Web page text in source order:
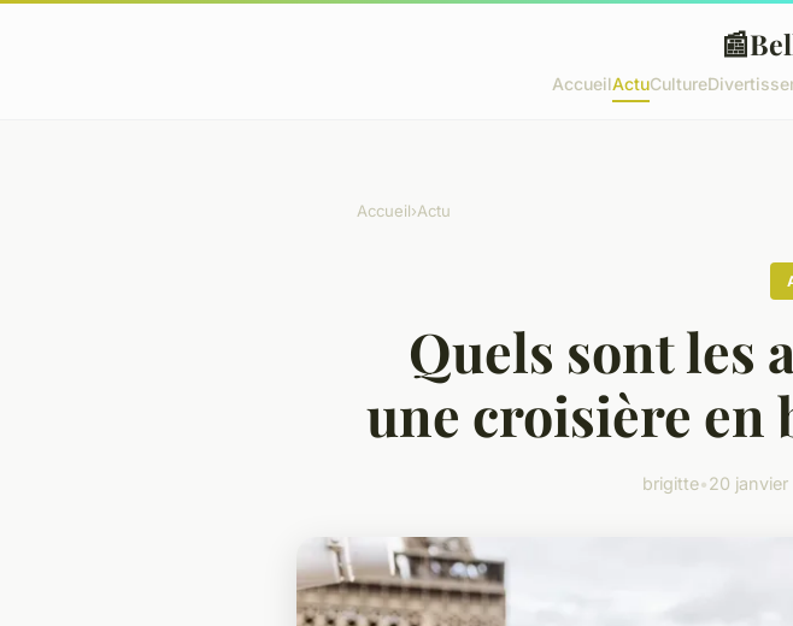
📰
AccueilActuCulture
Accueil›Actu
Quels sont les
une croisière en
brigitte•20